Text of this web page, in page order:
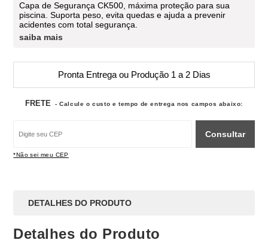
Capa de Segurança CK500, máxima proteção para sua
piscina. Suporta peso, evita quedas e ajuda a prevenir
acidentes com total segurança.
saiba mais
Pronta Entrega ou Produção 1 a 2 Dias
FRETE - Calcule o custo e tempo de entrega nos campos abaixo:
Consultar
*Não sei meu CEP
DETALHES DO PRODUTO
Detalhes do Produto